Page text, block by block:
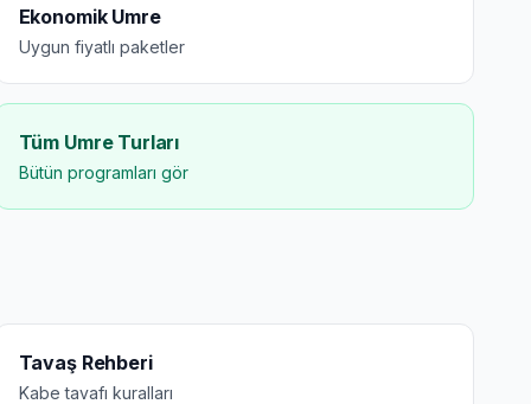
Ekonomik Umre
Uygun fiyatlı paketler
Tüm Umre Turları
Bütün programları gör
Tavaş Rehberi
Kabe tavafı kuralları